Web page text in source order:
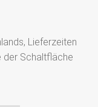
Lieferzeiten
der Schaltfläche